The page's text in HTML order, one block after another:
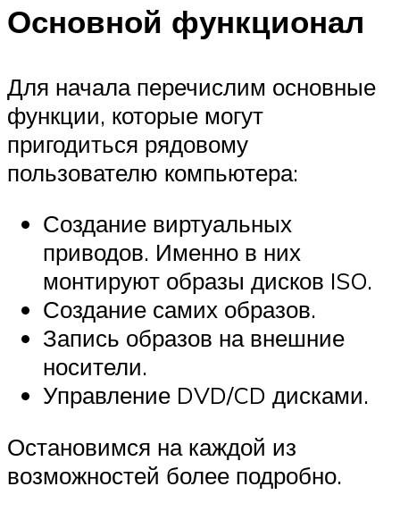
Основной функционал
Для начала перечислим основные
функции, которые могут
пригодиться рядовому
пользователю компьютера:
Создание виртуальных
приводов. Именно в них
монтируют образы дисков ISO.
Создание самих образов.
Запись образов на внешние
носители.
Управление DVD/CD дисками.
Остановимся на каждой из
возможностей более подробно.